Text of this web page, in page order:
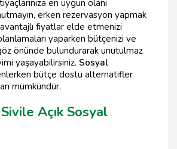
en uygun olanı
erken rezervasyon yapmak
fiyatlar elde etmenizi
yaparken bütçenizi ve
önünde bulundurarak unutulmaz
yaşayabilirsiniz. Sosyal
bütçe dostu alternatifler
mümkündür.
Açık Sosyal